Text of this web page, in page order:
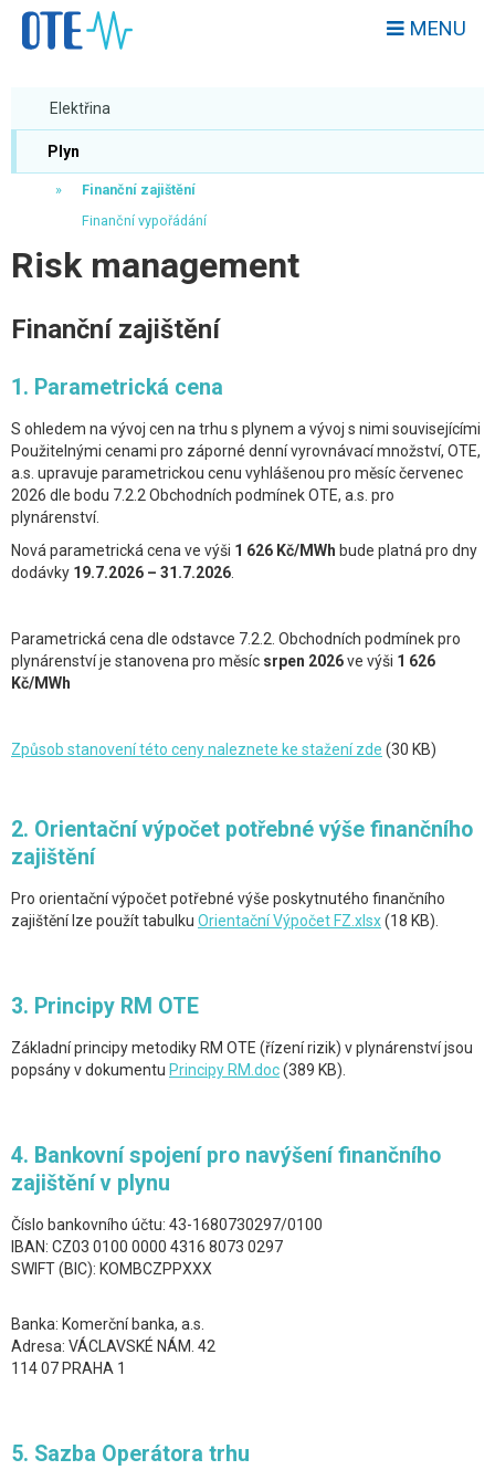
MENU
Elektřina
Plyn
Finanční zajištění
Finanční vypořádání
Risk management
Finanční zajištění
1. Parametrická cena
S ohledem na vývoj cen na trhu s plynem a vývoj s nimi souvisejícími
Použitelnými cenami pro záporné denní vyrovnávací množství, OTE,
a.s. upravuje parametrickou cenu vyhlášenou pro měsíc červenec
2026 dle bodu 7.2.2 Obchodních podmínek OTE, a.s. pro
plynárenství.
Nová parametrická cena ve výši 1 626 Kč/MWh bude platná pro dny
dodávky 19.7.2026 – 31.7.2026
Parametrická cena dle odstavce 7.2.2. Obchodních podmínek pro
plynárenství je stanovena pro měsíc srpen 2026ve výši 1 626
Kč/MWh
Způsob stanovení této ceny naleznete ke stažení zde (30 KB)
2. Orientační výpočet potřebné výše finančního
zajištění
Pro orientační výpočet potřebné výše poskytnutého finančního
zajištění lze použít tabulku Orientační Výpočet FZ.xlsx(18 KB).
3. Principy RM OTE
Základní principy metodiky RM OTE (řízení rizik) v plynárenství jsou
popsány v dokumentu Principy RM.doc(389 KB).
4. Bankovní spojení pro navýšení finančního
zajištění v plynu
Číslo bankovního účtu: 43-1680730297/0100
IBAN: CZ03 0100 0000 4316 8073 0297
SWIFT (BIC): KOMBCZPPXXX
Banka: Komerční banka, a.s.
Adresa: VÁCLAVSKÉ NÁM. 42
114 07 PRAHA 1
5. Sazba Operátora trhu